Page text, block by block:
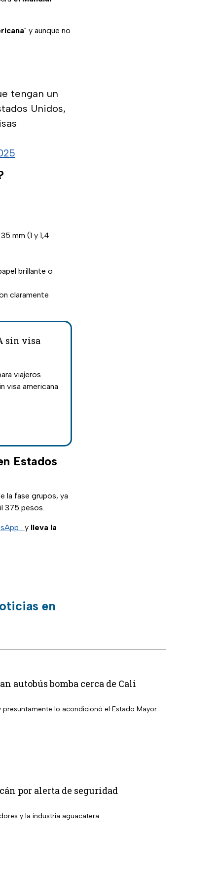
" y aunque no
tengan un
Unidos,
mm (1 y 1,4
brillante o
claramente
sin visa
viajeros
visa americana
Estados
la fase grupos, ya
375 pesos.
y lleva la
en
autobús bomba cerca de Cali
lo acondicionó el Estado Mayor
por alerta de seguridad
y la industria aguacatera